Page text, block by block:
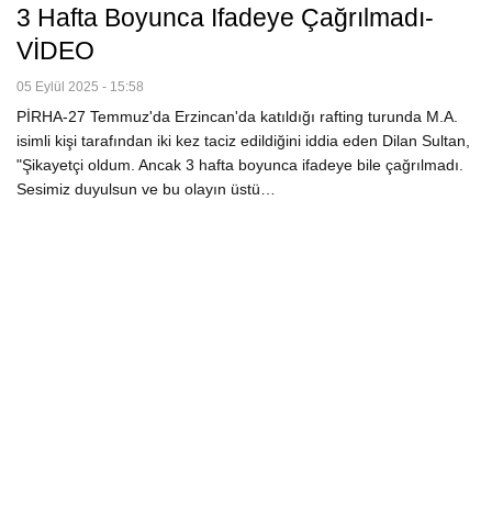
3 Hafta Boyunca Ifadeye Çağrılmadı-
VİDEO
05 Eylül 2025 - 15:58
PİRHA-27 Temmuz'da Erzincan'da katıldığı rafting turunda M.A.
isimli kişi tarafından iki kez taciz edildiğini iddia eden Dilan Sultan,
"Şikayetçi oldum. Ancak 3 hafta boyunca ifadeye bile çağrılmadı.
Sesimiz duyulsun ve bu olayın üstü…